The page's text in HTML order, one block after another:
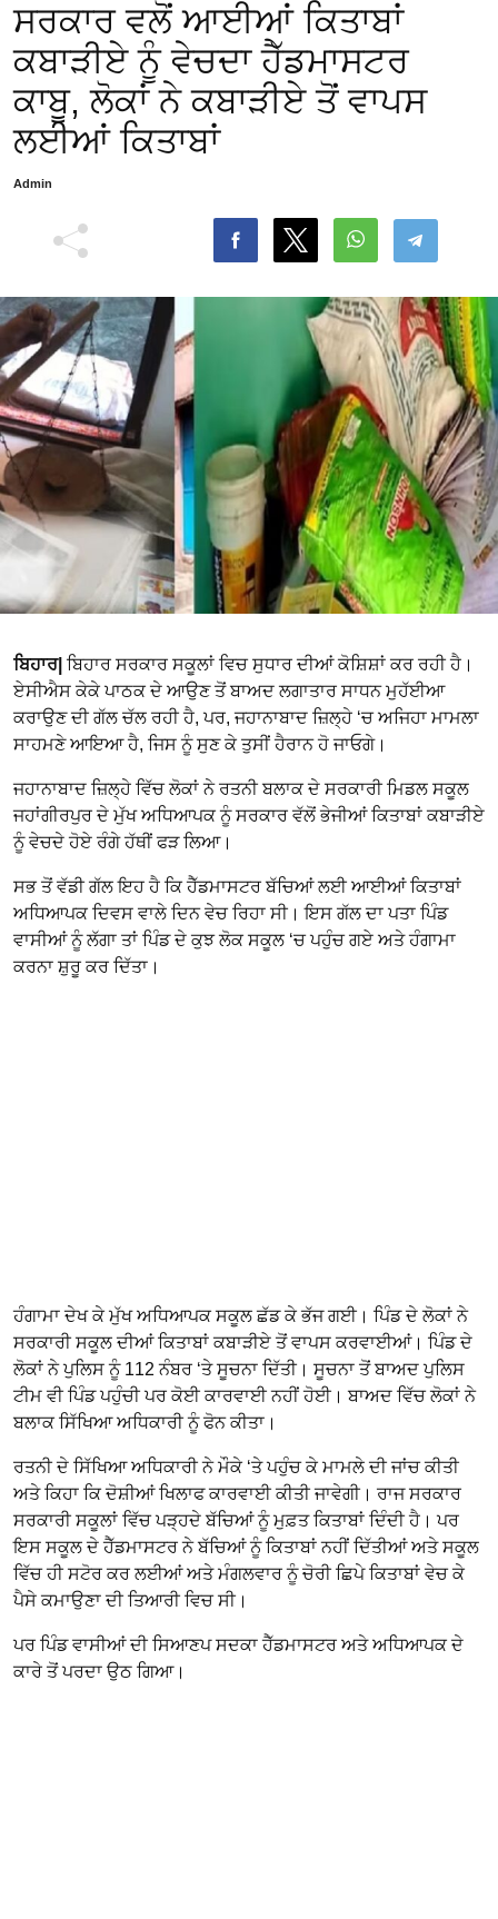
ਸਰਕਾਰ ਵਲੋਂ ਆਈਆਂ ਕਿਤਾਬਾਂ
ਕਬਾੜੀਏ ਨੂੰ ਵੇਚਦਾ ਹੈੱਡਮਾਸਟਰ
ਕਾਬੂ, ਲੋਕਾਂ ਨੇ ਕਬਾੜੀਏ ਤੋਂ ਵਾਪਸ
ਲਈਆਂ ਕਿਤਾਬਾਂ
Admin
ਬਿਹਾਰ| ਬਿਹਾਰ ਸਰਕਾਰ ਸਕੂਲਾਂ ਵਿਚ ਸੁਧਾਰ ਦੀਆਂ ਕੋਸ਼ਿਸ਼ਾਂ ਕਰ ਰਹੀ ਹੈ।
ਏਸੀਐਸ ਕੇਕੇ ਪਾਠਕ ਦੇ ਆਉਣ ਤੋਂ ਬਾਅਦ ਲਗਾਤਾਰ ਸਾਧਨ ਮੁਹੱਈਆ
ਕਰਾਉਣ ਦੀ ਗੱਲ ਚੱਲ ਰਹੀ ਹੈ, ਪਰ, ਜਹਾਨਾਬਾਦ ਜ਼ਿਲ੍ਹੇ ‘ਚ ਅਜਿਹਾ ਮਾਮਲਾ
ਸਾਹਮਣੇ ਆਇਆ ਹੈ, ਜਿਸ ਨੂੰ ਸੁਣ ਕੇ ਤੁਸੀਂ ਹੈਰਾਨ ਹੋ ਜਾਓਗੇ।
ਜਹਾਨਾਬਾਦ ਜ਼ਿਲ੍ਹੇ ਵਿੱਚ ਲੋਕਾਂ ਨੇ ਰਤਨੀ ਬਲਾਕ ਦੇ ਸਰਕਾਰੀ ਮਿਡਲ ਸਕੂਲ
ਜਹਾਂਗੀਰਪੁਰ ਦੇ ਮੁੱਖ ਅਧਿਆਪਕ ਨੂੰ ਸਰਕਾਰ ਵੱਲੋਂ ਭੇਜੀਆਂ ਕਿਤਾਬਾਂ ਕਬਾੜੀਏ
ਨੂੰ ਵੇਚਦੇ ਹੋਏ ਰੰਗੇ ਹੱਥੀਂ ਫੜ ਲਿਆ।
ਸਭ ਤੋਂ ਵੱਡੀ ਗੱਲ ਇਹ ਹੈ ਕਿ ਹੈੱਡਮਾਸਟਰ ਬੱਚਿਆਂ ਲਈ ਆਈਆਂ ਕਿਤਾਬਾਂ
ਅਧਿਆਪਕ ਦਿਵਸ ਵਾਲੇ ਦਿਨ ਵੇਚ ਰਿਹਾ ਸੀ। ਇਸ ਗੱਲ ਦਾ ਪਤਾ ਪਿੰਡ
ਵਾਸੀਆਂ ਨੂੰ ਲੱਗਾ ਤਾਂ ਪਿੰਡ ਦੇ ਕੁਝ ਲੋਕ ਸਕੂਲ ‘ਚ ਪਹੁੰਚ ਗਏ ਅਤੇ ਹੰਗਾਮਾ
ਕਰਨਾ ਸ਼ੁਰੂ ਕਰ ਦਿੱਤਾ।
ਹੰਗਾਮਾ ਦੇਖ ਕੇ ਮੁੱਖ ਅਧਿਆਪਕ ਸਕੂਲ ਛੱਡ ਕੇ ਭੱਜ ਗਈ। ਪਿੰਡ ਦੇ ਲੋਕਾਂ ਨੇ
ਸਰਕਾਰੀ ਸਕੂਲ ਦੀਆਂ ਕਿਤਾਬਾਂ ਕਬਾੜੀਏ ਤੋਂ ਵਾਪਸ ਕਰਵਾਈਆਂ। ਪਿੰਡ ਦੇ
ਲੋਕਾਂ ਨੇ ਪੁਲਿਸ ਨੂੰ 112 ਨੰਬਰ ‘ਤੇ ਸੂਚਨਾ ਦਿੱਤੀ। ਸੂਚਨਾ ਤੋਂ ਬਾਅਦ ਪੁਲਿਸ
ਟੀਮ ਵੀ ਪਿੰਡ ਪਹੁੰਚੀ ਪਰ ਕੋਈ ਕਾਰਵਾਈ ਨਹੀਂ ਹੋਈ। ਬਾਅਦ ਵਿੱਚ ਲੋਕਾਂ ਨੇ
ਬਲਾਕ ਸਿੱਖਿਆ ਅਧਿਕਾਰੀ ਨੂੰ ਫੋਨ ਕੀਤਾ।
ਰਤਨੀ ਦੇ ਸਿੱਖਿਆ ਅਧਿਕਾਰੀ ਨੇ ਮੌਕੇ ‘ਤੇ ਪਹੁੰਚ ਕੇ ਮਾਮਲੇ ਦੀ ਜਾਂਚ ਕੀਤੀ
ਅਤੇ ਕਿਹਾ ਕਿ ਦੋਸ਼ੀਆਂ ਖਿਲਾਫ ਕਾਰਵਾਈ ਕੀਤੀ ਜਾਵੇਗੀ। ਰਾਜ ਸਰਕਾਰ
ਸਰਕਾਰੀ ਸਕੂਲਾਂ ਵਿੱਚ ਪੜ੍ਹਦੇ ਬੱਚਿਆਂ ਨੂੰ ਮੁਫ਼ਤ ਕਿਤਾਬਾਂ ਦਿੰਦੀ ਹੈ। ਪਰ
ਇਸ ਸਕੂਲ ਦੇ ਹੈੱਡਮਾਸਟਰ ਨੇ ਬੱਚਿਆਂ ਨੂੰ ਕਿਤਾਬਾਂ ਨਹੀਂ ਦਿੱਤੀਆਂ ਅਤੇ ਸਕੂਲ
ਵਿੱਚ ਹੀ ਸਟੋਰ ਕਰ ਲਈਆਂ ਅਤੇ ਮੰਗਲਵਾਰ ਨੂੰ ਚੋਰੀ ਛਿਪੇ ਕਿਤਾਬਾਂ ਵੇਚ ਕੇ
ਪੈਸੇ ਕਮਾਉਣਾ ਦੀ ਤਿਆਰੀ ਵਿਚ ਸੀ।
ਪਰ ਪਿੰਡ ਵਾਸੀਆਂ ਦੀ ਸਿਆਣਪ ਸਦਕਾ ਹੈੱਡਮਾਸਟਰ ਅਤੇ ਅਧਿਆਪਕ ਦੇ
ਕਾਰੇ ਤੋਂ ਪਰਦਾ ਉਠ ਗਿਆ।